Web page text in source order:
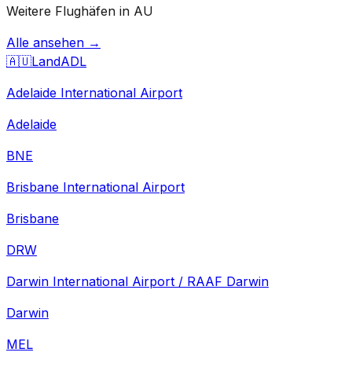
Weitere Flughäfen in AU
Alle ansehen →
🇦🇺LandADL
Adelaide International Airport
Adelaide
BNE
Brisbane International Airport
Brisbane
DRW
Darwin International Airport / RAAF Darwin
Darwin
MEL